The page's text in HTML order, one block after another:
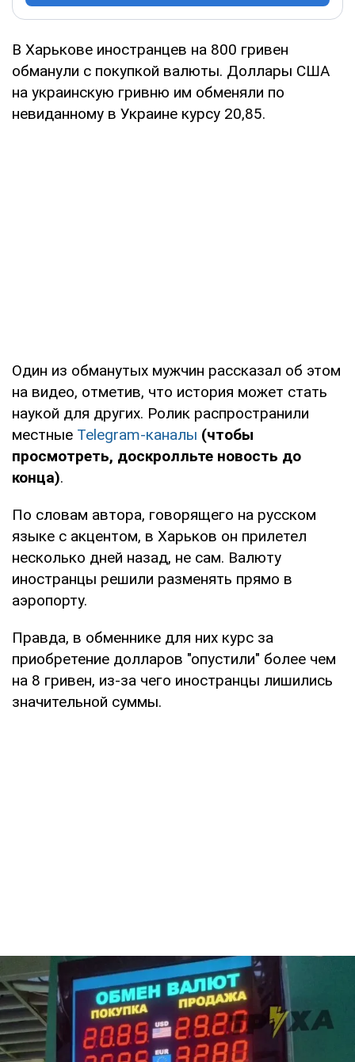
В Харькове иностранцев на 800 гривен
обманули с покупкой валюты. Доллары США
на украинскую гривню им обменяли по
невиданному в Украине курсу 20,85.
Один из обманутых мужчин рассказал об этом
на видео, отметив, что история может стать
наукой для других. Ролик распространили
местные Telegram-каналы (чтобы
просмотреть, доскролльте новость до
конца).
По словам автора, говорящего на русском
языке с акцентом, в Харьков он прилетел
несколько дней назад, не сам. Валюту
иностранцы решили разменять прямо в
аэропорту.
Правда, в обменнике для них курс за
приобретение долларов "опустили" более чем
на 8 гривен, из-за чего иностранцы лишились
значительной суммы.